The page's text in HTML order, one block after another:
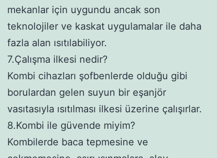
mekanlar için uygundu ancak son
teknolojiler ve kaskat uygulamalar ile daha
fazla alan ısıtılabiliyor.
7.Çalışma ilkesi nedir?
Kombi cihazları şofbenlerde olduğu gibi
borulardan gelen suyun bir eşanjör
vasıtasıyla ısıtılması ilkesi üzerine çalışırlar.
8.Kombi ile güvende miyim?
Kombilerde baca tepmesine ve